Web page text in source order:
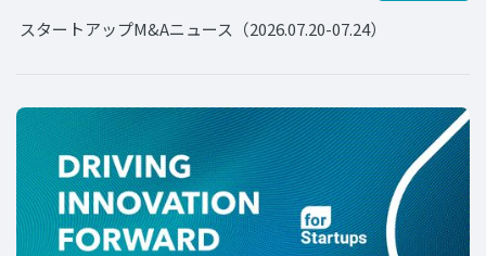
スタートアップM&Aニュース（2026.07.20-07.24）